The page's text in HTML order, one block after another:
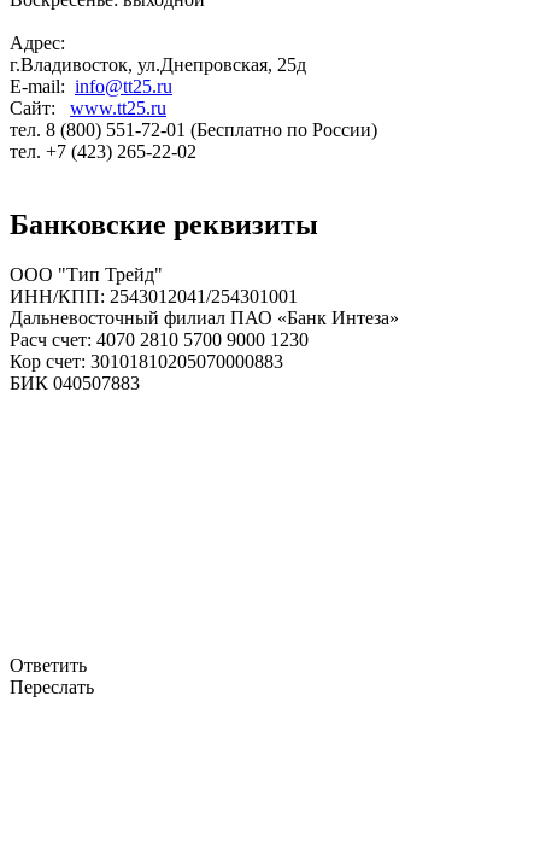
Адрес:
г.Владивосток, ул.Днепровская, 25д
E-mail: info@tt25.ru
Сайт: www.tt25.ru
тел. 8 (800) 551-72-01 (Бесплатно по России)
тел. +7 (423) 265-22-02
Банковские реквизиты
ООО "Тип Трейд"
ИНН/КПП: 2543012041/254301001
Дальневосточный филиал ПАО «Банк Интеза»
Расч счет: 4070 2810 5700 9000 1230
Кор счет: 30101810205070000883
БИК 040507883
Ответить
Переслать